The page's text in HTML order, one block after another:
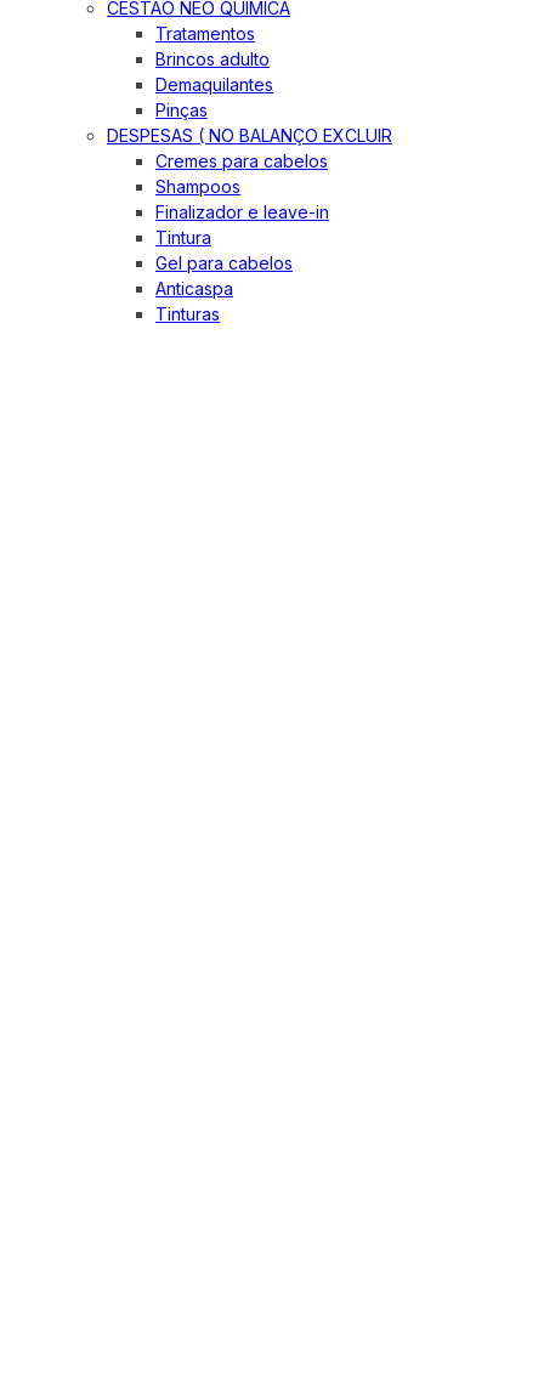
CESTÃO NEO QUIMICA
Tratamentos
Brincos adulto
Demaquilantes
Pinças
DESPESAS ( NO BALANÇO EXCLUIR
Cremes para cabelos
Shampoos
Finalizador e leave-in
Tintura
Gel para cabelos
Anticaspa
Tinturas